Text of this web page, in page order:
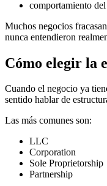
comportamiento
Muchos negocios
nunca entendieron
Cómo elegir la
Cuando el negocio ya
sentido hablar de
Las más comunes son:
LLC
Corporation
Sole Proprietorship
Partnership